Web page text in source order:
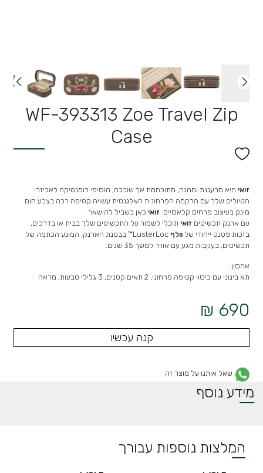
WF-393313 Zoe Travel Zip
Case
זואי היא מרעננת ומהנה, מתוכחמת אך שובבה, הוסיפי רומנטיקה לאביזרי
הטיולים שלך עם הרקמה הפרחונית האלגנטית עשויה קטיפה רכה בצבע חום
מינק בעיצוב פרחים קלאסיים. זואי כאן בשביל להישאר.
עם ארנק תכשיטים זואי תוכלי לשמור על התכשיטים שלך בבית או בדרכים,
בזכות פטנט ייחודי שלוולף LusterLoc™
בבטנת הארנק, המונע הכתמה של
תכשיטים, בעקבות מגע עם אוויר למשך 35 שנים.
אחסון:
תא בינוני עם כיסוי קטיפה פרחוני, 2 תאים קטנים, 3 גלילי טבעות, מראה
690 ₪
קנה עכשיו
שאל אותנו על מוצר זה
מידע נוסף
המלצות נוספות עבורך